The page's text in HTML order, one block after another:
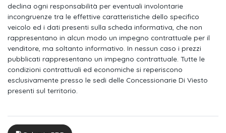
Coprimozzo alfa romeo bianco e nero
Trilobo alfa romeo esagonale
Sistema infotainment da 10.25" con navigazione 2 porte usb
bluetooth
Cannocchiale cluster 12,3" full tft
Calotte specchi nero lucide con dettaglio "tricolore"
declina ogni responsabilità per eventuali involontarie
incongruenze tra le effettive caratteristiche dello specifico
veicolo ed i dati presenti sulla scheda informativa, che non
rappresentano in alcun modo un impegno contrattuale per il
venditore, ma soltanto informativo. In nessun caso i prezzi
pubblicati rappresentano un impegno contrattuale. Tutte le
condizioni contrattuali ed economiche si reperiscono
esclusivamente presso le sedi delle Concessionarie Di Viesto
presenti sul territorio.